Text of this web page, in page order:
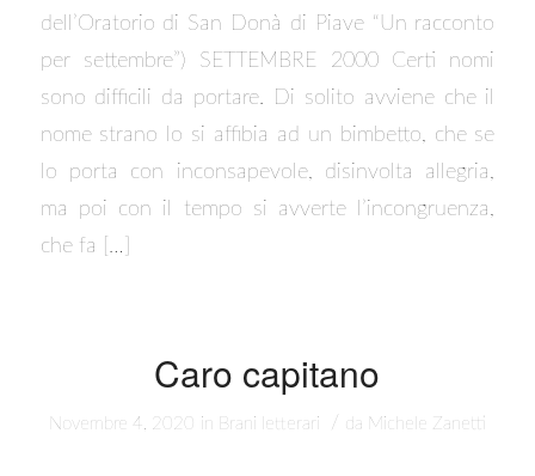
dell’Oratorio di San Donà di Piave “Un racconto
per settembre”) SETTEMBRE 2000 Certi nomi
sono difficili da portare. Di solito avviene che il
nome strano lo si affibia ad un bimbetto, che se
lo porta con inconsapevole, disinvolta allegria,
ma poi con il tempo si avverte l’incongruenza,
che fa […]
Caro capitano
Novembre 4, 2020 in Brani letterari / da Michele Zanetti